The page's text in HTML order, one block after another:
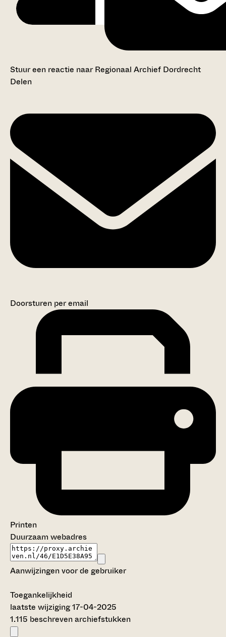
Stuur een reactie naar Regionaal Archief Dordrecht
Delen
Doorsturen per email
Printen
Duurzaam webadres
Aanwijzingen voor de gebruiker
Toegankelijkheid
laatste wijziging 17-04-2025
1.115 beschreven archiefstukken